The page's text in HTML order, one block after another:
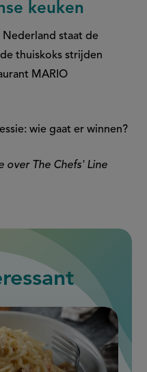
keuken
Nederland staat de
thuiskoks strijden
MARIO
wie gaat er winnen?
The Chefs' Line